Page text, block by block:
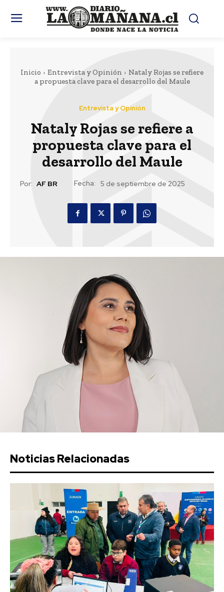
Inicio Entrevista y Opinión
Nataly Rojas se refiere
a propuesta clave para el desarrollo del Maule
Entrevista y Opinión
Nataly Rojas se refiere a
propuesta clave para el
desarrollo del Maule
Por: AF BR Fecha: 5 de septiembre de 2025
Noticias Relacionadas